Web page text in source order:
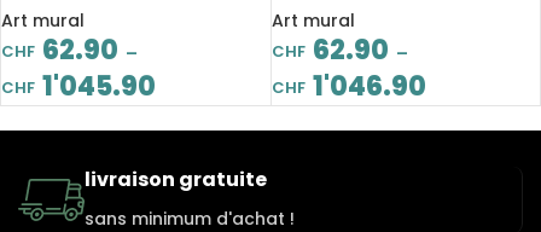
main, de style expresso
Art mural
CHF 62.90 –
CHF 1'045.90
grand format, art
minimaliste
Art mural
CHF 62.90 –
CHF 1'046.90
livraison gratuite
sans minimum d'achat !